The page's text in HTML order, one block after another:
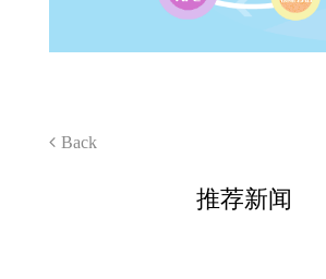
Back
推荐新闻